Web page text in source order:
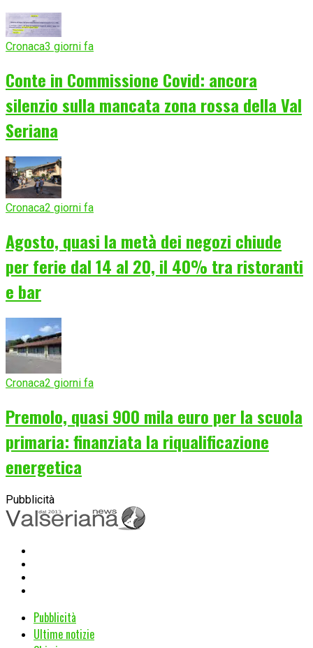
Cronaca3 giorni fa
Conte in Commissione Covid: ancora
silenzio sulla mancata zona rossa della Val
Seriana
Cronaca2 giorni fa
Agosto, quasi la metà dei negozi chiude
per ferie dal 14 al 20, il 40% tra ristoranti
e bar
Cronaca2 giorni fa
Premolo, quasi 900 mila euro per la scuola
primaria: finanziata la riqualificazione
energetica
Pubblicità
Pubblicità
Ultime notizie